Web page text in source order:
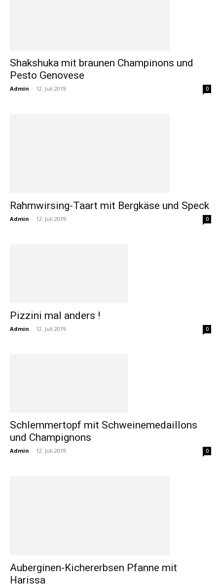
Shakshuka mit braunen Champinons und
Pesto Genovese
Admin - 12. Juli 2019 0
Rahmwirsing-Taart mit Bergkäse und Speck
Admin - 12. Juli 2019 0
Pizzini mal anders !
Admin - 12. Juli 2019 0
Schlemmertopf mit Schweinemedaillons
und Champignons
Admin - 12. Juli 2019 0
Auberginen-Kichererbsen Pfanne mit
Harissa